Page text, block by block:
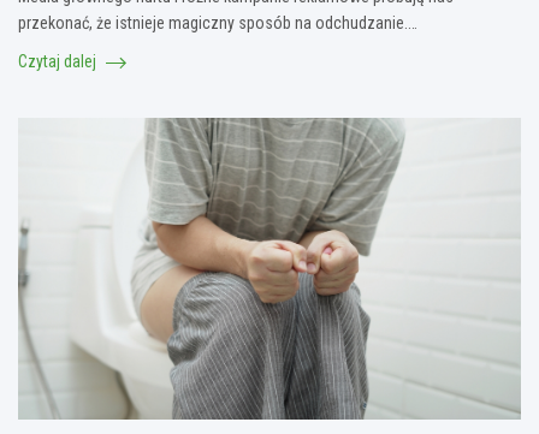
przekonać, że istnieje magiczny sposób na odchudzanie.…
Czytaj dalej